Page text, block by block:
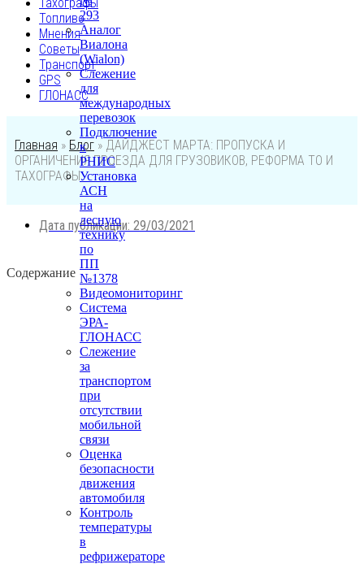
293
Аналог
Виалона
(Wialon)
Слежение
для
международных
перевозок
Подключение
к
РНИС
Установка
АСН
на
лесную
технику
по
ПП
№1378
Видеомониторинг
Система
ЭРА-
ГЛОНАСС
Слежение
за
транспортом
при
отсутствии
мобильной
связи
Оценка
безопасности
движения
автомобиля
Контроль
температуры
в
рефрижераторе
Топливо
Мнения
Советы
Транспорт
GPS
ГЛОНАСС
Главная » Блог » ДАЙДЖЕСТ МАРТА: ПРОПУСКА И
ОРГАНИЧЕНИЯ ПРОЕЗДА ДЛЯ ГРУЗОВИКОВ, РЕФОРМА ТО И
ТАХОГРАФЫ
Дата публикации: 29/03/2021
Содержание